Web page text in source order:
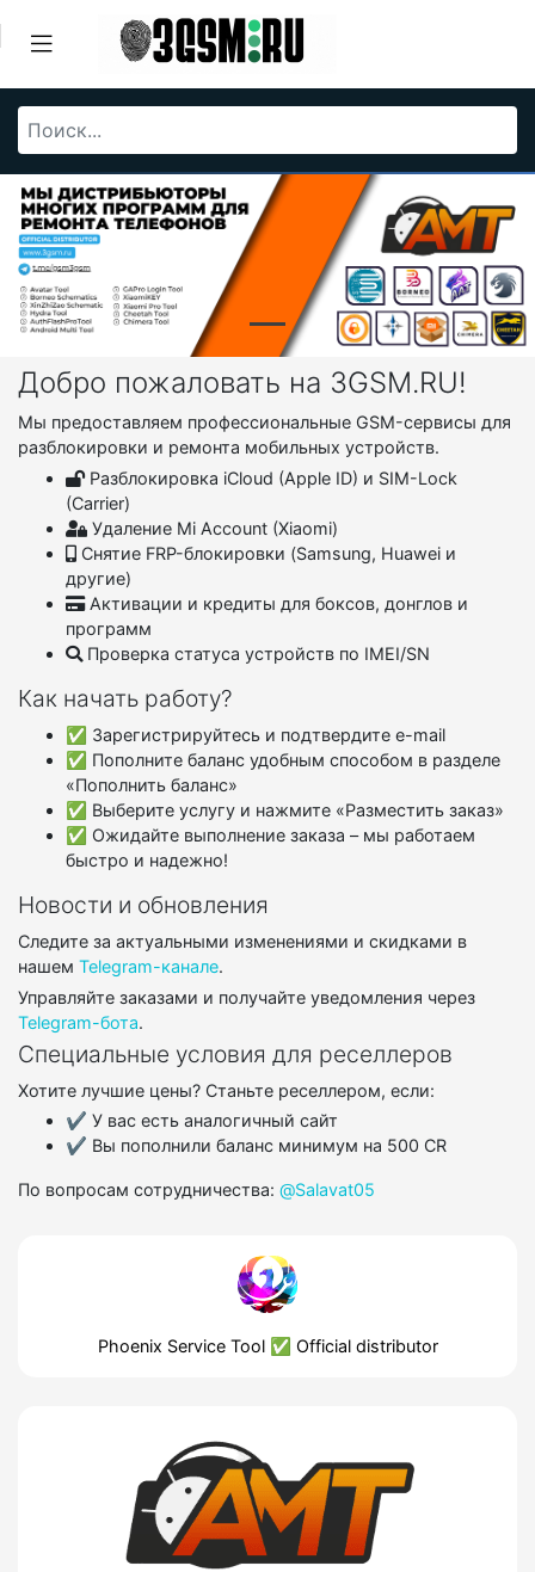
Добро пожаловать на 3GSM.RU!
Мы предоставляем профессиональные GSM-сервисы для
разблокировки и ремонта мобильных устройств.
Разблокировка iCloud (Apple ID) и SIM-Lock
(Carrier)
Удаление Mi Account (Xiaomi)
Снятие FRP-блокировки (Samsung, Huawei и
другие)
Активации и кредиты для боксов, донглов и
программ
Проверка статуса устройств по IMEI/SN
Как начать работу?
✅ Зарегистрируйтесь и подтвердите e-mail
✅ Пополните баланс удобным способом в разделе
«Пополнить баланс»
✅ Выберите услугу и нажмите «Разместить заказ»
✅ Ожидайте выполнение заказа – мы работаем
быстро и надежно!
Новости и обновления
Следите за актуальными изменениями и скидками в
нашем Telegram-канале.
Управляйте заказами и получайте уведомления через
Telegram-бота.
Специальные условия для реселлеров
Хотите лучшие цены? Станьте реселлером, если:
✔ У вас есть аналогичный сайт
✔ Вы пополнили баланс минимум на 500 CR
По вопросам сотрудничества: @Salavat05
Phoenix Service Tool ✅ Official distributor